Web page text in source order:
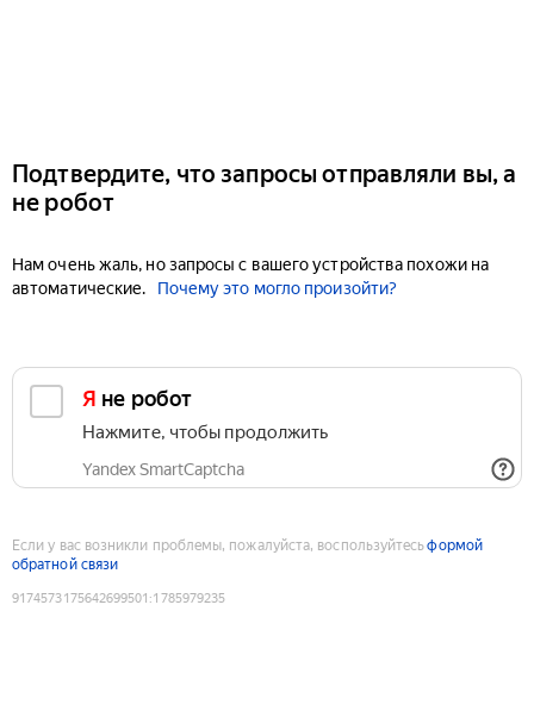
Подтвердите, что запросы отправляли вы, а
не робот
Нам очень жаль, но запросы с вашего устройства похожи на
автоматические.
Почему это могло произойти?
Я не робот
Нажмите, чтобы продолжить
Yandex SmartCaptcha
Если у вас возникли проблемы, пожалуйста, воспользуйтесьформой
обратной связи
9174573175642699501 :1785979235